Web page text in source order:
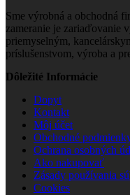
Sme výrobná a obchodná
zameranie je zariaďovanie
priemyselným,
príslušenstvom, výroba a
Dôležité Informácie
Dopyt
Kontakt
Môj účet
Obchodné
Ochrana osobných
Ako nakupovať
Zásady používania
Cookies